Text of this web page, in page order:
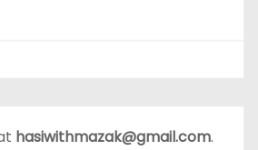
hasiwithmazak@gmail.com.